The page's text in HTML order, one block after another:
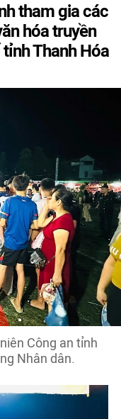
tham gia các
hóa truyền
Thanh Hóa
Công an tỉnh
Nhân dân.